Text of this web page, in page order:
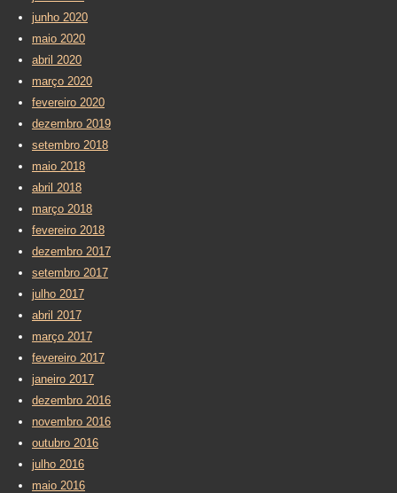
junho 2020
maio 2020
abril 2020
março 2020
fevereiro 2020
dezembro 2019
setembro 2018
maio 2018
abril 2018
março 2018
fevereiro 2018
dezembro 2017
setembro 2017
julho 2017
abril 2017
março 2017
fevereiro 2017
janeiro 2017
dezembro 2016
novembro 2016
outubro 2016
julho 2016
maio 2016